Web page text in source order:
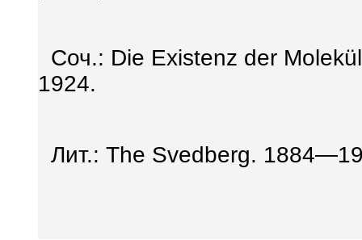
Соч.: Die Existenz der Molekü
1924.
Лит.: The Svedberg.